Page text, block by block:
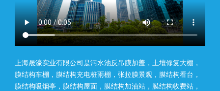
上海晟濠实业有限公司是污水池反吊膜加盖，土壤修复大棚，
膜结构车棚，膜结构充电桩雨棚，张拉膜景观，膜结构看台，
膜结构吸烟亭，膜结构屋面，膜结构加油站，膜结构收费站，